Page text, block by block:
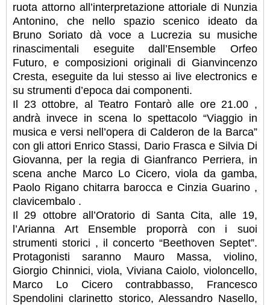
ruota attorno all’interpretazione attoriale di Nunzia
Antonino, che nello spazio scenico ideato da
Bruno Soriato dà voce a Lucrezia su musiche
rinascimentali eseguite dall’Ensemble Orfeo
Futuro, e composizioni originali di Gianvincenzo
Cresta, eseguite da lui stesso ai live electronics e
su strumenti d’epoca dai componenti.
Il 23 ottobre, al Teatro Fontarò alle ore 21.00 ,
andrà invece in scena lo spettacolo “Viaggio in
musica e versi nell’opera di Calderon de la Barca”
con gli attori Enrico Stassi, Dario Frasca e Silvia Di
Giovanna, per la regia di Gianfranco Perriera, in
scena anche Marco Lo Cicero, viola da gamba,
Paolo Rigano chitarra barocca e Cinzia Guarino ,
clavicembalo .
Il 29 ottobre all’Oratorio di Santa Cita, alle 19,
l’Arianna Art Ensemble proporrà con i suoi
strumenti storici , il concerto “Beethoven Septet”.
Protagonisti saranno Mauro Massa, violino,
Giorgio Chinnici, viola, Viviana Caiolo, violoncello,
Marco Lo Cicero contrabbasso, Francesco
Spendolini clarinetto storico, Alessandro Nasello,